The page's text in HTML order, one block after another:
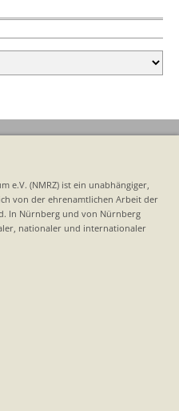
e.V. (NMRZ) ist ein unabhängiger,
von der ehrenamtlichen Arbeit der
In Nürnberg und von Nürnberg
nationaler und internationaler